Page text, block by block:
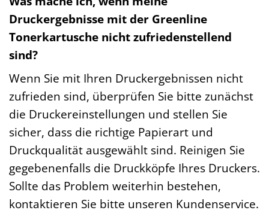
Druckergebnisse mit der Greenline
Tonerkartusche nicht zufriedenstellend
sind?
Wenn Sie mit Ihren Druckergebnissen nicht
zufrieden sind, überprüfen Sie bitte zunächst
die Druckereinstellungen und stellen Sie
sicher, dass die richtige Papierart und
Druckqualität ausgewählt sind. Reinigen Sie
gegebenenfalls die Druckköpfe Ihres Druckers.
Sollte das Problem weiterhin bestehen,
kontaktieren Sie bitte unseren Kundenservice.